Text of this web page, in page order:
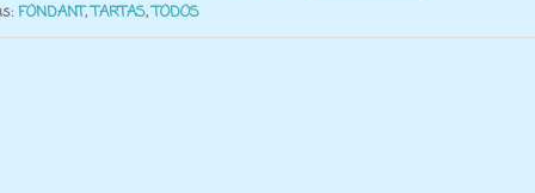
FONDANT,TARTAS,TODOS